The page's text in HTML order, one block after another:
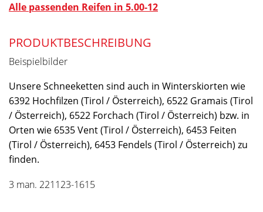
Alle passenden Reifen in 5.00-12
PRODUKTBESCHREIBUNG
Beispielbilder
Unsere Schneeketten sind auch in Winterskiorten wie
6392 Hochfilzen (Tirol / Österreich), 6522 Gramais (Tirol
/ Österreich), 6522 Forchach (Tirol / Österreich) bzw. in
Orten wie 6535 Vent (Tirol / Österreich), 6453 Feiten
(Tirol / Österreich), 6453 Fendels (Tirol / Österreich) zu
finden.
3 man. 221123-1615